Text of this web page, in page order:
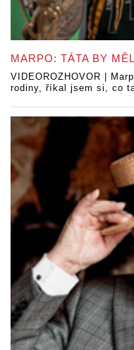
MARPO: TÁTA BY
VIDEOROZHOVOR |
rodiny, říkal jsem si, co